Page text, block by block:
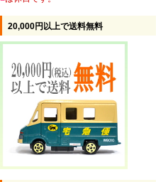
20,000円以上で送料無料